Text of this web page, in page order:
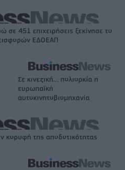
σε 451 επιχειρήσεις ξεκίνησε το
ΕΔΟΕΑΠ
Σε κινεζική… πολιορκία η
ευρωπαϊκή
αυτοκινητοβιομηχανία
κορυφή της αποδοτικότητας